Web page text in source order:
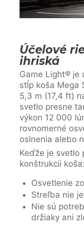
Účelové
ihriská
Game Light® je
stĺp koša Mega
5,3 m (17,4 ft)
svetlo presne
výkon 12 000
rovnomerné
oslnenia alebo
Keďže je svetlo
konštrukcii koša:
Osvetlenie
Streľba nie
Nie sú
držiaky ani